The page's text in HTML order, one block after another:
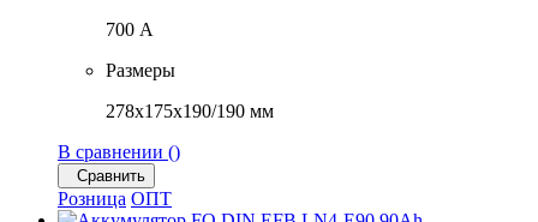
700 A
Размеры
278x175x190/190 мм
В сравнении ()
Сравнить
Розница ОПТ